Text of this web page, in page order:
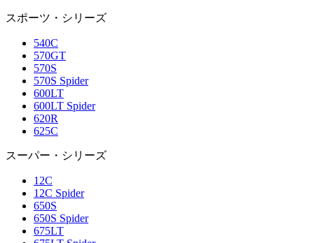
スポーツ・シリーズ
540C
570GT
570S
570S Spider
600LT
600LT Spider
620R
625C
スーパー・シリーズ
12C
12C Spider
650S
650S Spider
675LT